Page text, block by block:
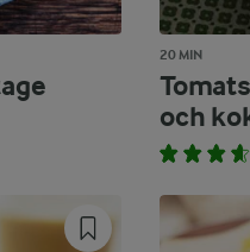
20 MIN
och